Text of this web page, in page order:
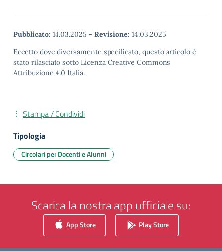
Pubblicato: 14.03.2025 - Revisione: 14.03.2025
Eccetto dove diversamente specificato, questo articolo è
stato rilasciato sotto Licenza Creative Commons
Attribuzione 4.0 Italia.
Stampa / Condividi
Tipologia
Circolari per Docenti e Alunni
Scarica la nostra app ufficiale su:
App Store Play Store